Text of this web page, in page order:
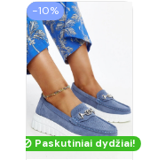
−10%
Paskutiniai dydžiai!